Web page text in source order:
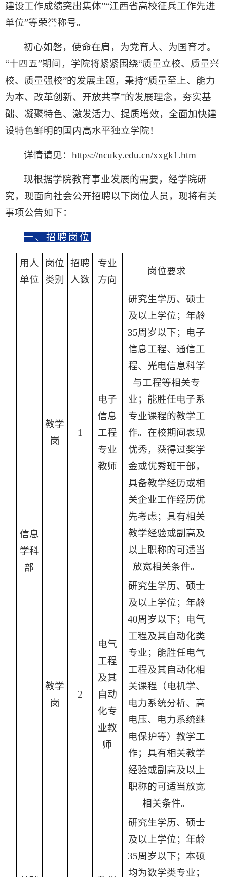
建设工作成绩突出集体”“江西省高校征兵工作先进
单位”等荣誉称号。
初心如磐，使命在肩，为党育人、为国育才。
“十四五”期间，学院将紧紧围绕“质量立校、质量兴
校、质量强校”的发展主题，秉持“质量至上、能力
为本、改革创新、开放共享”的发展理念，夯实基
础、凝聚特色、激发活力、提质增效，全面加快建
设特色鲜明的国内高水平独立学院！
详情请见：https://ncuky.edu.cn/xxgk1.htm
现根据学院教育事业发展的需要，经学院研
究，现面向社会公开招聘以下岗位人员，现将有关
事项公告如下：
一、招聘岗位
用人
单位
岗位
类别
招聘
人数
专业
方向
岗位要求
信息
学科
部
教学
岗
1
电子
信息
工程
专业
教师
研究生学历、硕士
及以上学位；年龄
35周岁以下；电子
信息工程、通信工
程、光电信息科学
与工程等相关专
业；能胜任电子系
专业课程的教学工
作。在校期间表现
优秀，获得过奖学
金或优秀班干部，
具备教学经历或相
关企业工作经历优
先考虑；具有相关
教学经验或副高及
以上职称的可适当
放宽相关条件。
教学
岗
2
电气
工程
及其
自动
化专
业教
师
研究生学历、硕士
及以上学位；年龄
40周岁以下；电气
工程及其自动化类
专业；能胜任电气
工程及其自动化相
关课程（电机学、
电力系统分析、高
电压、电力系统继
电保护等）教学工
作；具有相关教学
经验或副高及以上
职称的可适当放宽
相关条件。
研究生学历、硕士
及以上学位；年龄
35周岁以下；本硕
均为数学类专业；